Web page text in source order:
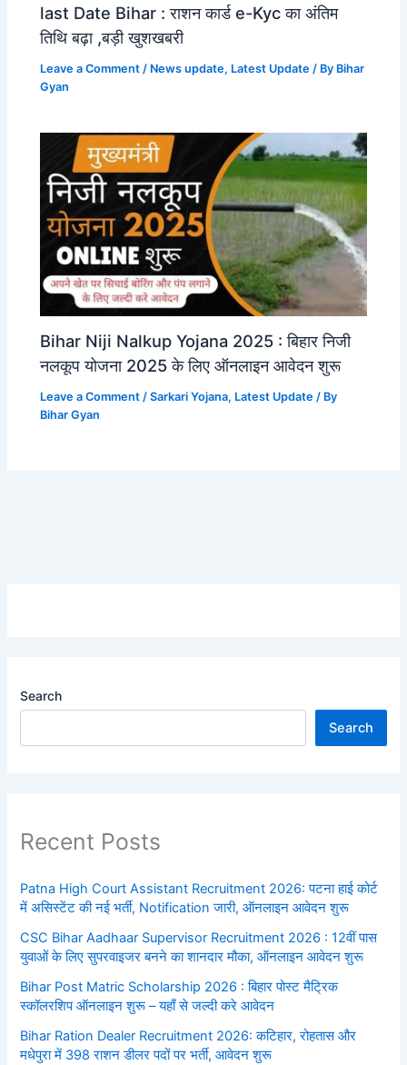
last Date Bihar : राशन कार्ड e-Kyc का अंतिम
तिथि बढ़ा ,बड़ी खुशखबरी
Leave a Comment / News update, Latest Update / By Bihar
Gyan
Bihar Niji Nalkup Yojana 2025 : बिहार निजी
नलकूप योजना 2025 के लिए ऑनलाइन आवेदन शुरू
Leave a Comment /Sarkari Yojana, Latest Update / By
Bihar Gyan
Search
Search
Recent Posts
Patna High Court Assistant Recruitment 2026: पटना हाई कोर्ट
में असिस्टेंट की नई भर्ती, Notification जारी, ऑनलाइन आवेदन शुरू
CSC Bihar Aadhaar Supervisor Recruitment 2026 : 12वीं पास
युवाओं के लिए सुपरवाइजर बनने का शानदार मौका, ऑनलाइन आवेदन शुरू
Bihar Post Matric Scholarship 2026 : बिहार पोस्ट मैट्रिक
स्कॉलरशिप ऑनलाइन शुरू – यहाँ से जल्दी करे आवेदन
Bihar Ration Dealer Recruitment 2026: कटिहार, रोहतास और
मधेपुरा में 398 राशन डीलर पदों पर भर्ती, आवेदन शुरू